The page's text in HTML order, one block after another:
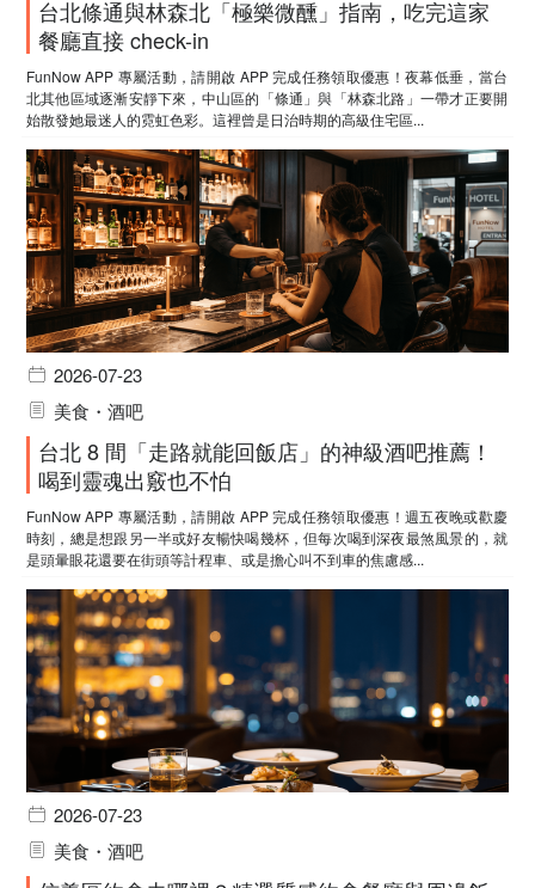
台北條通與林森北「極樂微醺」指南，吃完這家
餐廳直接 check-in
FunNow APP 專屬活動，請開啟 APP 完成任務領取優惠！夜幕低垂，當台
北其他區域逐漸安靜下來，中山區的「條通」與「林森北路」一帶才正要開
始散發她最迷人的霓虹色彩。這裡曾是日治時期的高級住宅區...
2026-07-23
美食・酒吧
台北 8 間「走路就能回飯店」的神級酒吧推薦！
喝到靈魂出竅也不怕
FunNow APP 專屬活動，請開啟 APP 完成任務領取優惠！週五夜晚或歡慶
時刻，總是想跟另一半或好友暢快喝幾杯，但每次喝到深夜最煞風景的，就
是頭暈眼花還要在街頭等計程車、或是擔心叫不到車的焦慮感...
2026-07-23
美食・酒吧